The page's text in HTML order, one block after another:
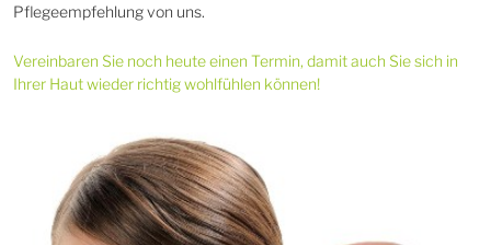
Pflegeempfehlung von uns.
Vereinbaren Sie noch heute einen Termin, damit auch Sie sich in
Ihrer Haut wieder richtig wohlfühlen können!